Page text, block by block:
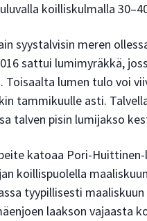
koilliskulmalla
syystalvisin meren
sattui lumimyräkkä,
Toisaalta lumen tulo voi
tammikuulle asti.
talven pisin lumijakso
katoaa Pori-
koillispuolella
tyypillisesti
laakson vajaasta